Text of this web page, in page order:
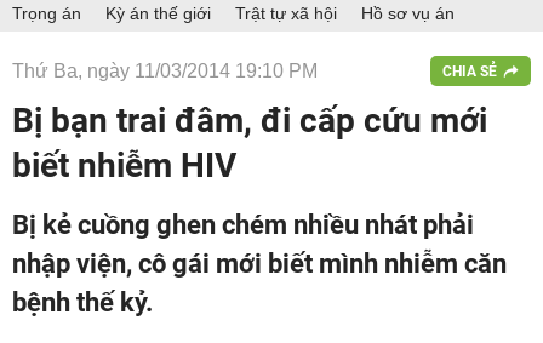
Trọng án Kỳ án thế giới Trật tự xã hội Hồ sơ vụ án
Thứ Ba, ngày 11/03/2014 19:10 PM CHIA SẺ
Bị bạn trai đâm, đi cấp cứu mới
biết nhiễm HIV
Bị kẻ cuồng ghen chém nhiều nhát phải
nhập viện, cô gái mới biết mình nhiễm căn
bệnh thế kỷ.